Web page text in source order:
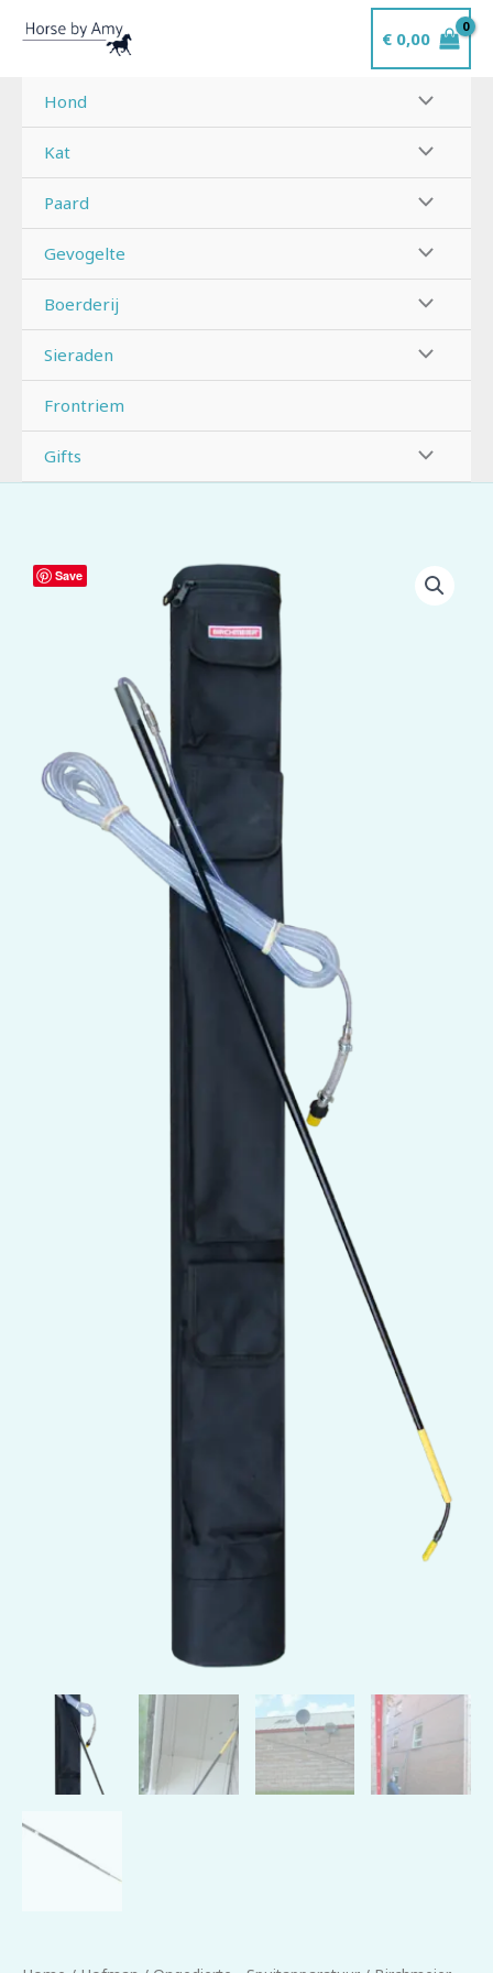
naar
inhoud
€0,00
Hond
Kat
Paard
Gevogelte
Boerderij
Sieraden
Frontriem
Gifts
Save
Birchmeier
XL8